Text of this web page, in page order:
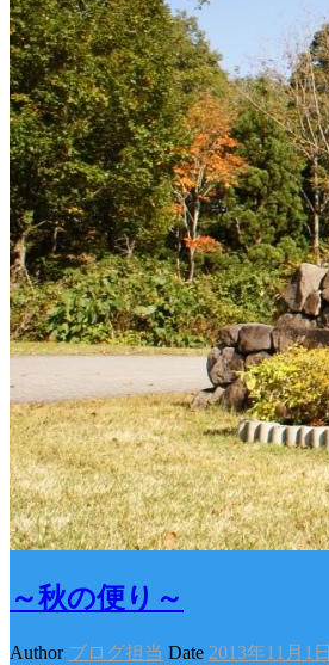
～秋の便り～
Author ブログ担当 Date 2013年11月1日